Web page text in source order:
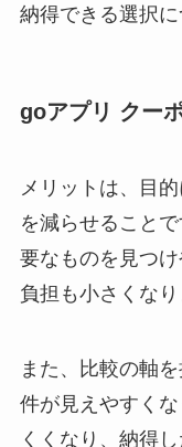
納得できる選択に
goアプリ クー
メリットは、目
を減らせること
要なものを見つ
負担も小さくなり
また、比較の軸
件が見えやすく
くくなり、納得